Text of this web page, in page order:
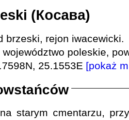
(Косава)
brzeski, rejon iwacewicki.
poleskie,
25.1553E [pokaż
starym cmentarzu,